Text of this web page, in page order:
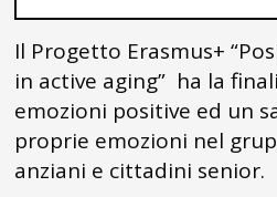
Il Progetto Erasmus+
in active aging” ha la
emozioni positive ed un
proprie emozioni nel
anziani e cittadini senior.